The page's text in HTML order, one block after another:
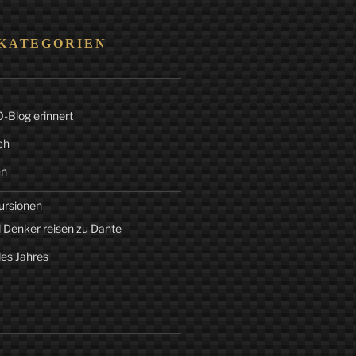
Blog erinnert
reisen zu Dante
Jahres